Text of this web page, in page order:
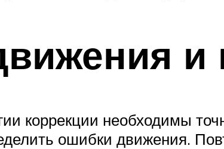
и
коррекции необходимы
ошибки движения.